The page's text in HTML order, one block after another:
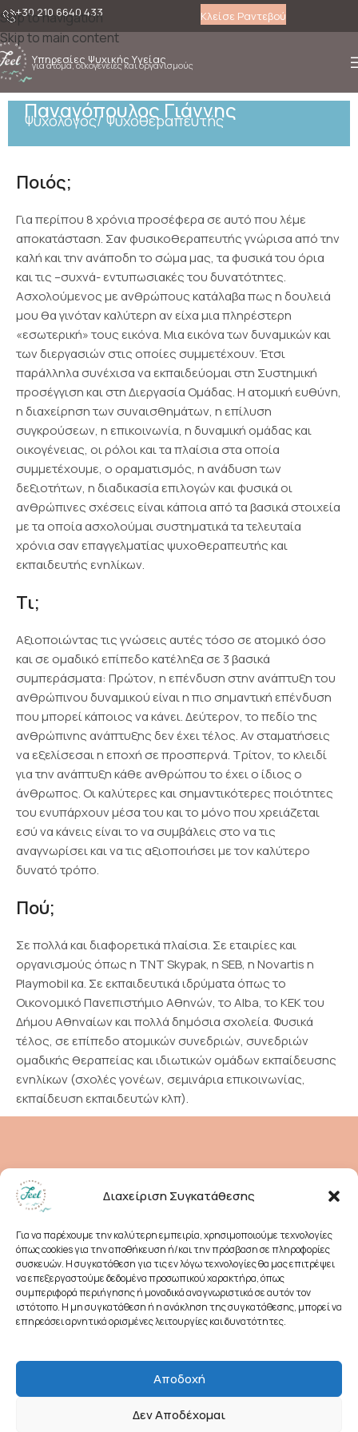
Διαχείριση Συγκατάθεσης
Για να παρέχουμε την καλύτερη εμπειρία, χρησιμοποιούμε τεχνολογίες
όπως cookies για την αποθήκευση ή/και την πρόσβαση σε πληροφορίες
συσκευών. Η συγκατάθεση για τις εν λόγω τεχνολογίες θα μας επιτρέψει
να επεξεργαστούμε δεδομένα προσωπικού χαρακτήρα, όπως
συμπεριφορά περιήγησης ή μοναδικά αναγνωριστικά σε αυτόν τον
ιστότοπο. Η μη συγκατάθεση ή η ανάκληση της συγκατάθεσης, μπορεί να
επηρεάσει αρνητικά ορισμένες λειτουργίες και δυνατότητες.
Αποδοχή
Δεν Αποδέχομαι
Skip to navigation
Skip to main content
+30 210 6640 433 Κλείσε Ραντεβού
Υπηρεσίες Ψυχικής Υγείας
για άτομά, οικογένειες και οργανισμούς
Παναγόπουλος Γιάννης
Ψυχολόγος/ Ψυχοθεραπευτής
Ποιός;
Για περίπου 8 χρόνια προσέφερα σε αυτό που λέμε
αποκατάσταση. Σαν φυσικοθεραπευτής γνώρισα από την
καλή και την ανάποδη το σώμα μας, τα φυσικά του όρια
και τις –συχνά- εντυπωσιακές του δυνατότητες.
Ασχολούμενος με ανθρώπους κατάλαβα πως η δουλειά
μου θα γινόταν καλύτερη αν είχα μια πληρέστερη
«εσωτερική» τους εικόνα. Μια εικόνα των δυναμικών και
των διεργασιών στις οποίες συμμετέχουν. Έτσι
παράλληλα συνέχισα να εκπαιδεύομαι στη Συστημική
προσέγγιση και στη Διεργασία Ομάδας. Η ατομική ευθύνη,
η διαχείρηση των συναισθημάτων, η επίλυση
συγκρούσεων, η επικοινωνία, η δυναμική ομάδας και
οικογένειας, οι ρόλοι και τα πλαίσια στα οποία
συμμετέχουμε, ο οραματισμός, η ανάδυση των
δεξιοτήτων, η διαδικασία επιλογών και φυσικά οι
ανθρώπινες σχέσεις είναι κάποια από τα βασικά στοιχεία
με τα οποία ασχολούμαι συστηματικά τα τελευταία
χρόνια σαν επαγγελματίας ψυχοθεραπευτής και
εκπαιδευτής ενηλίκων.
Τι;
Αξιοποιώντας τις γνώσεις αυτές τόσο σε ατομικό όσο
και σε ομαδικό επίπεδο κατέληξα σε 3 βασικά
συμπεράσματα: Πρώτον, η επένδυση στην ανάπτυξη του
ανθρώπινου δυναμικού είναι η πιο σημαντική επένδυση
που μπορεί κάποιος να κάνει. Δεύτερον, το πεδίο της
ανθρώπινης ανάπτυξης δεν έχει τέλος. Αν σταματήσεις
να εξελίσεσαι η εποχή σε προσπερνά. Τρίτον, το κλειδί
για την ανάπτυξη κάθε ανθρώπου το έχει ο ίδιος ο
άνθρωπος. Οι καλύτερες και σημαντικότερες ποιότητες
του ενυπάρχουν μέσα του και το μόνο που χρειάζεται
εσύ να κάνεις είναι το να συμβάλεις στο να τις
αναγνωρίσει και να τις αξιοποιήσει με τον καλύτερο
δυνατό τρόπο.
Πού;
Σε πολλά και διαφορετικά πλαίσια. Σε εταιρίες και
οργανισμούς όπως η TNT Skypak, η SEB, η Novartis η
Playmobil κα. Σε εκπαιδευτικά ιδρύματα όπως το
Οικονομικό Πανεπιστήμιο Αθηνών, το Alba, το ΚΕΚ του
Δήμου Αθηναίων και πολλά δημόσια σχολεία. Φυσικά
τέλος, σε επίπεδο ατομικών συνεδριών, συνεδριών
ομαδικής θεραπείας και ιδιωτικών ομάδων εκπαίδευσης
ενηλίκων (σχολές γονέων, σεμινάρια επικοινωνίας,
εκπαίδευση εκπαιδευτών κλπ).
Χατζιδάκι 25,
Χαλάνδρι 152 38
+30 210 6640433
feel@feel-pdc.gr